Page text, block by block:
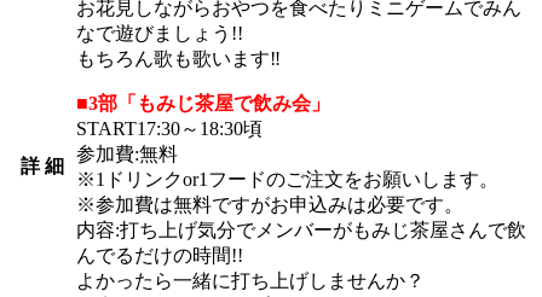
詳 細
お花見しながらおやつを食べたりミニゲームでみん
なで遊びましょう!!
もちろん歌も歌います‼
■3部「もみじ茶屋で飲み会」
START17:30～18:30頃
参加費:無料
※1ドリンクor1フードのご注文をお願いします。
※参加費は無料ですがお申込みは必要です。
内容:打ち上げ気分でメンバーがもみじ茶屋さんで飲
んでるだけの時間!!
よかったら一緒に打ち上げしませんか？